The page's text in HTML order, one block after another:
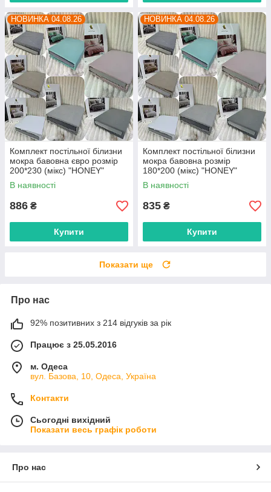
НОВИНКА 04.08.26
Комплект постільної білизни
мокра бавовна євро розмір
200*230 (мікс) "HONEY"
недорого від прямого
постачальника
В наявності
886 ₴
Купити
НОВИНКА 04.08.26
Комплект постільної білизни
мокра бавовна розмір
180*200 (мікс) "HONEY"
недорого від прямого
постачальника
В наявності
835 ₴
Купити
Показати ще
Про нас
92% позитивних з 214 відгуків за рік
Працює з 25.05.2016
м. Одеса
вул. Базова, 10, Одеса, Україна
Контакти
Сьогодні вихідний
Показати весь графік роботи
Про нас